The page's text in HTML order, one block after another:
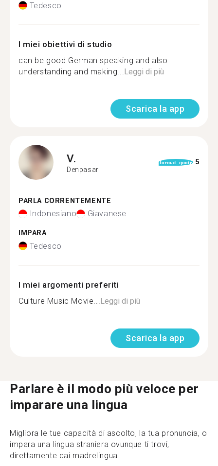
Tedesco
I miei obiettivi di studio
can be good German speaking and also
understanding and making... Leggi di più
Scarica la app
V.
Denpasar
format_quote 5
PARLA CORRENTEMENTE
Indonesiano Giavanese
IMPARA
Tedesco
I miei argomenti preferiti
Culture Music Movie... Leggi di più
Scarica la app
Parlare è il modo più veloce per
imparare una lingua
Migliora le tue capacità di ascolto, la tua pronuncia, o
impara una lingua straniera ovunque ti trovi,
direttamente dai madrelingua.